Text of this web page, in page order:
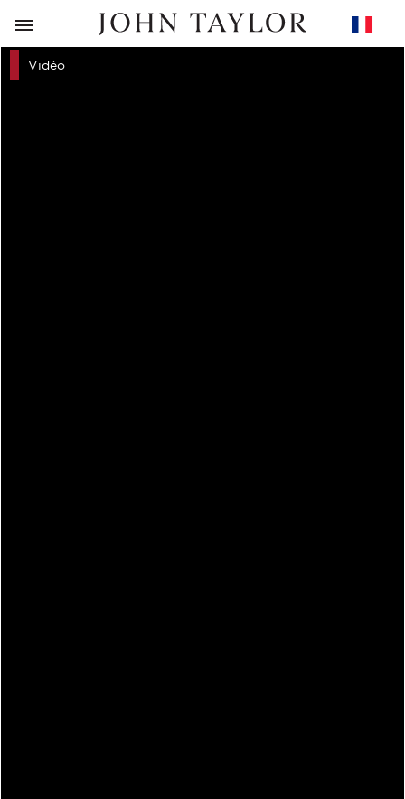
RETOUR
Vidéo